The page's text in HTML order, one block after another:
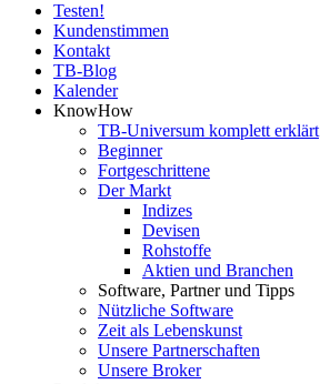
Testen!
Kundenstimmen
Kontakt
TB-Blog
Kalender
KnowHow
TB-Universum komplett erklärt
Beginner
Fortgeschrittene
Der Markt
Indizes
Devisen
Rohstoffe
Aktien und Branchen
Software, Partner und Tipps
Nützliche Software
Zeit als Lebenskunst
Unsere Partnerschaften
Unsere Broker